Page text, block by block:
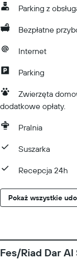
Parking z
Bezpłatne
Internet
Parking
Zwierzęta
dodatkowe opłaty.
Pralnia
Suszarka
Recepcja 24h
Pokaż wszystkie
Fes/Riad Dar